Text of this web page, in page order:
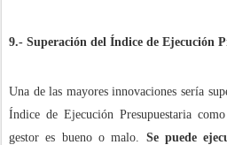
9.- Superación del Índice de Ejecución
Una de las mayores innovaciones sería
Índice de Ejecución Presupuestaria
gestor es bueno o malo. Se puede